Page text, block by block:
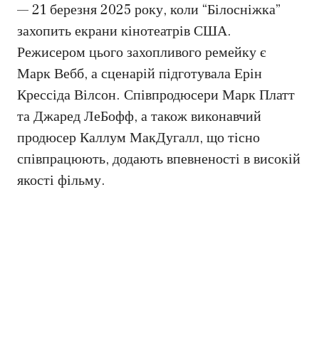
— 21 березня 2025 року, коли “Білосніжка”
захопить екрани кінотеатрів США.
Режисером цього захопливого ремейку є
Марк Вебб, а сценарій підготувала Ерін
Крессіда Вілсон. Співпродюсери Марк Платт
та Джаред ЛеБофф, а також виконавчий
продюсер Каллум МакДугалл, що тісно
співпрацюють, додають впевненості в високій
якості фільму.